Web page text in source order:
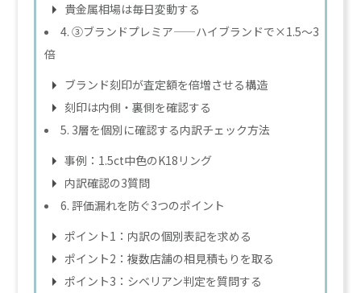
貴金属相場は毎日変動する
4. ③ブランドプレミア——ハイブランドで×1.5〜3
倍
ブランド刻印が査定額を倍増させる構造
刻印は内側・裏側を確認する
5. 3層を個別に確認する内訳チェック方法
事例：1.5ct中色のK18リング
内訳確認の3質問
6. 評価漏れを防ぐ3つのポイント
ポイント1：内訳の個別表記を求める
ポイント2：複数店舗の相見積もりを取る
ポイント3：シベリアン判定を質問する